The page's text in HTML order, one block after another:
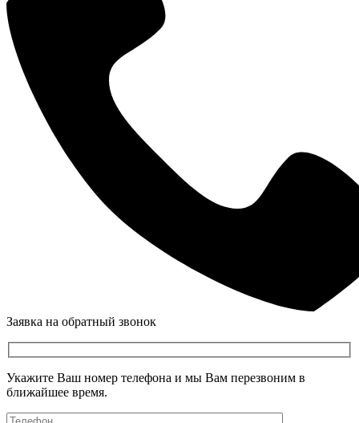
Заявка на обратный звонок
Укажите Ваш номер телефона и мы Вам перезвоним в
ближайшее время.